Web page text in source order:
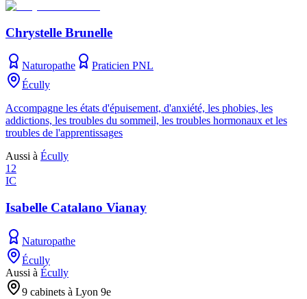
Chrystelle Brunelle
Naturopathe
Praticien PNL
Écully
Accompagne les états d'épuisement, d'anxiété, les phobies, les
addictions, les troubles du sommeil, les troubles hormonaux et les
troubles de l'apprentissages
Aussi à Écully
12
IC
Isabelle Catalano Vianay
Naturopathe
Écully
Aussi à Écully
9 cabinets à Lyon 9e